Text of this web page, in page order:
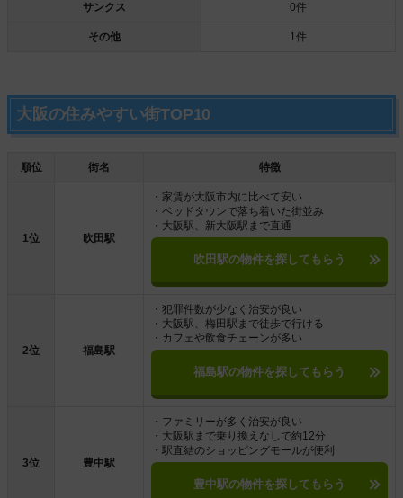
サンクス 0件
その他 1件
大阪の住みやすい街TOP10
順位 街名 特徴
1位 吹田駅
・家賃が大阪市内に比べて安い
・ベッドタウンで落ち着いた街並み
・大阪駅、新大阪駅まで直通
吹田駅の物件を探してもらう
2位 福島駅
・犯罪件数が少なく治安が良い
・大阪駅、梅田駅まで徒歩で行ける
・カフェや飲食チェーンが多い
福島駅の物件を探してもらう
3位 豊中駅
・ファミリーが多く治安が良い
・大阪駅まで乗り換えなしで約12分
・駅直結のショッピングモールが便利
豊中駅の物件を探してもらう